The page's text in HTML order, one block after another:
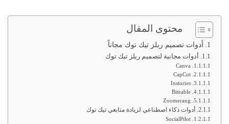
محتوى المقال
أدوات تصميم ريلز تيك توك مجاناً
أدوات مجانية لتصميم ريلز تيك توك
Canva
CapCut
Instories
Biteable
Zoomerang
أدوات ذكاء اصطناعي لزيادة متابعي تيك توك
SocialPilot